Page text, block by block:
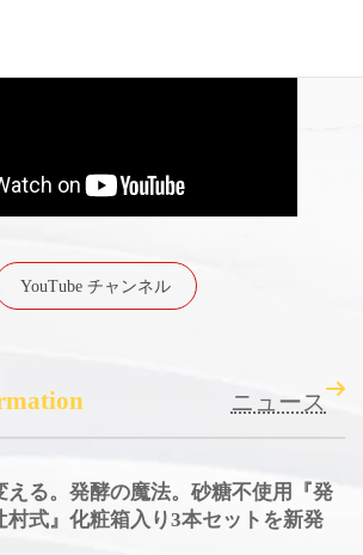
YouTube チャンネル
ニュース
える。発酵の魔法。砂糖不使用『発
村式』化粧箱入り3本セットを新発